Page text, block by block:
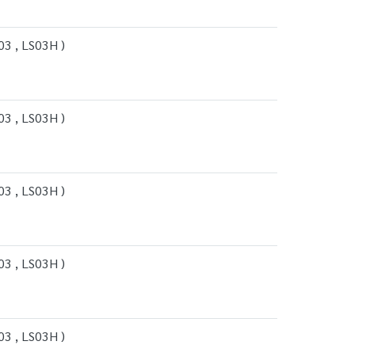
, LS03H )
, LS03H )
, LS03H )
, LS03H )
, LS03H )